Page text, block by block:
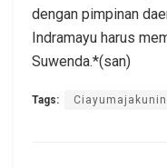
dengan pimpinan
Indramayu harus
Suwenda.*(san)
Tags: